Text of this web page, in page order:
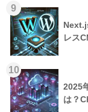
9
レス
10
2025
は？